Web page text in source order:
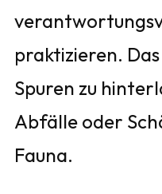
praktizieren.
Spuren zu
Abfälle oder
Fauna.